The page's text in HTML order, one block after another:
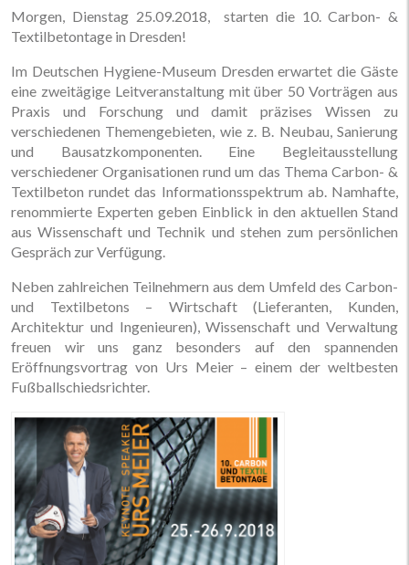
Morgen, Dienstag 25.09.2018, starten die 10. Carbon- &
Textilbetontage in Dresden!
Im Deutschen Hygiene-Museum Dresden erwartet die Gäste
eine zweitägige Leitveranstaltung mit über 50 Vorträgen aus
Praxis und Forschung und damit präzises Wissen zu
verschiedenen Themengebieten, wie z. B. Neubau, Sanierung
und Bausatzkomponenten. Eine Begleitausstellung
verschiedener Organisationen rund um das Thema Carbon- &
Textilbeton rundet das Informationsspektrum ab. Namhafte,
renommierte Experten geben Einblick in den aktuellen Stand
aus Wissenschaft und Technik und stehen zum persönlichen
Gespräch zur Verfügung.
Neben zahlreichen Teilnehmern aus dem Umfeld des Carbon-
und Textilbetons – Wirtschaft (Lieferanten, Kunden,
Architektur und Ingenieuren), Wissenschaft und Verwaltung
freuen wir uns ganz besonders auf den spannenden
Eröffnungsvortrag von Urs Meier – einem der weltbesten
Fußballschiedsrichter.